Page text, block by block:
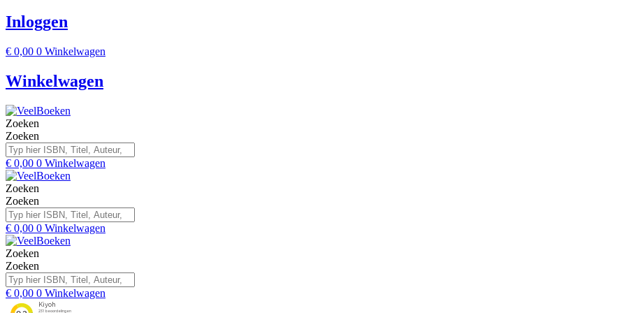
Inloggen
€ 0,00 0 Winkelwagen
Winkelwagen
Zoeken
Zoeken
€ 0,00 0 Winkelwagen
Zoeken
Zoeken
€ 0,00 0 Winkelwagen
Zoeken
Zoeken
€ 0,00 0 Winkelwagen